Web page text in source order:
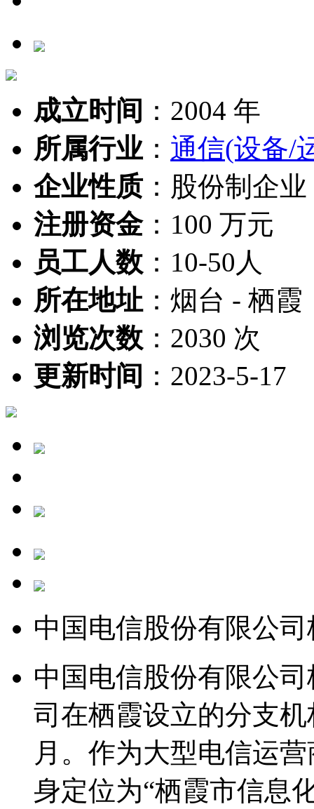
成立时间 ： 2004 年
所属行业： 通信(设备/
企业性质： 股份制企业
注册资金： 100 万元
员工人数 ： 10-50人
所在地址 ： 烟台 - 栖霞
浏览次数 ： 2030 次
更新时间 ： 2023-5-17
中国电信股份有限公
中国电信股份有限公
司在栖霞设立的分支
月。作为大型电信运
身定位为“栖霞市信息